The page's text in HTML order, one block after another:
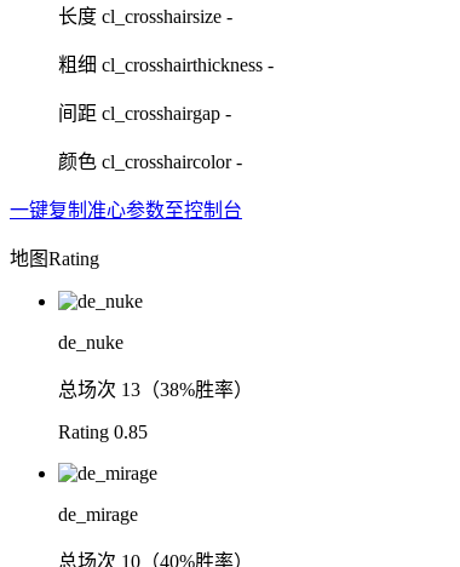
长度 cl_crosshairsize -
粗细 cl_crosshairthickness -
间距 cl_crosshairgap -
颜色 cl_crosshaircolor -
一键复制准心参数至控制台
地图Rating
de_nuke
总场次 13（38%胜率）
Rating 0.85
de_mirage
总场次 10（40%胜率）